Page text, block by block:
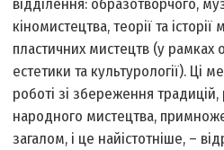
відділення: образотворчого,
кіномистецтва, теорії та
пластичних мистецтв (у рамках
естетики та культурології). Ці
роботі зі збереження
народного мистецтва,
загалом, і це найістотніше, –